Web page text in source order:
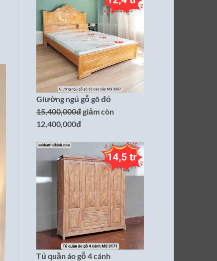
Giường ngủ gỗ gõ đỏ
15,400,000đgiảm còn
12,400,000đ
Tủ quần áo gỗ 4 cánh